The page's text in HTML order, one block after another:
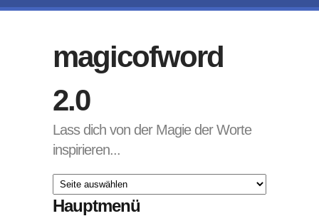
magicofword
2.0
Lass dich von der Magie der Worte
inspirieren...
Hauptmenü